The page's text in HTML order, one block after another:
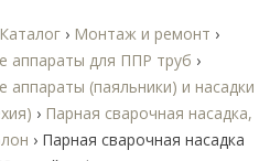
Каталог › Монтаж и ремонт ›
аппараты для ППР труб ›
аппараты (паяльники) и насадки
› Парная сварочная насадка,
› Парная сварочная насадка